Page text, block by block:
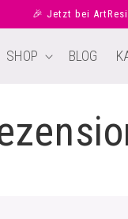
🎉 Jetzt bei
SHOP BLOG